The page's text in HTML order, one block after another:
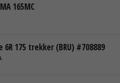
165MC
6R 175 trekker (BRU) #708889